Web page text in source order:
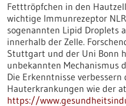
Fetttröpfchen in den
wichtige Immunrezeptor
sogenannten Lipid Droplets
innerhalb der Zelle.
Stuttgart und der Uni Bonn
unbekannten Mechanismus
Die Erkenntnisse
Hauterkrankungen wie der
https://